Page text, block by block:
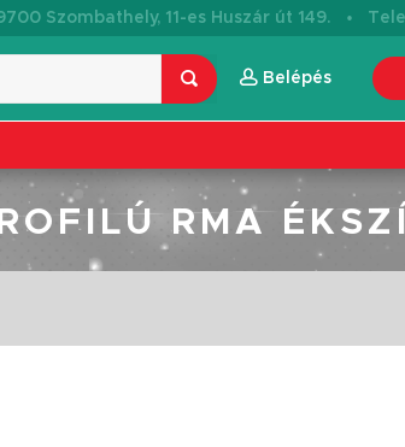
Szombathely, 11-es Huszár út 149. ·
Belépés
RMA